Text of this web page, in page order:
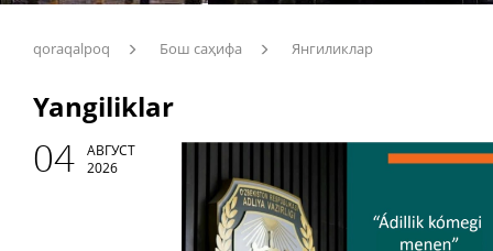
qoraqalpoq Бош саҳифа Янгиликлар
Yangiliklar
04
АВГУСТ
2026